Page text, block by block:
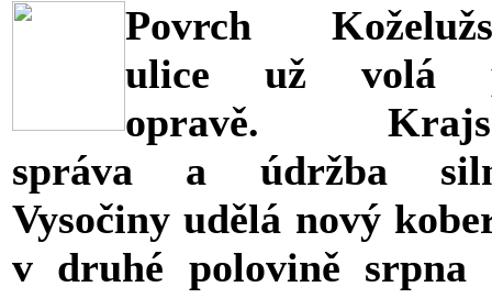
Povrch
ulice už volá
opravě.
správa a údržba
Vysočiny udělá nový
v druhé polovině srpna